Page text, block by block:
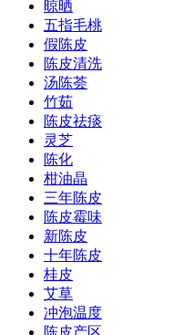
晾晒
五指毛桃
假陈皮
陈皮清洗
汤陈荟
竹茹
陈皮祛痰
灵芝
陈化
柑油晶
三年陈皮
陈皮霉味
新陈皮
十年陈皮
桂皮
艾草
冲泡温度
陈皮产区